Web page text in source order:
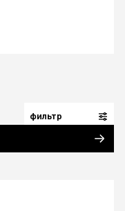
фильтр